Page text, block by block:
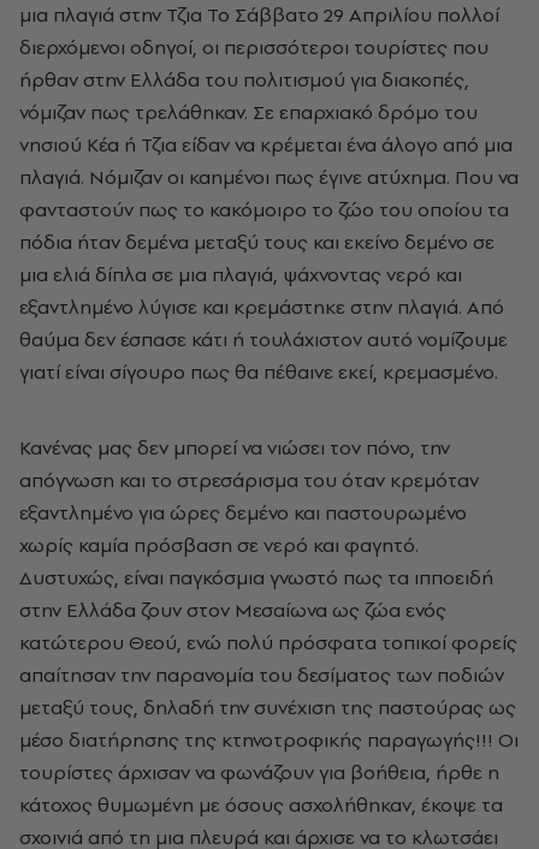
μια πλαγιά στην Τζια Το Σάββατο 29 Απριλίου πολλοί
διερχόμενοι οδηγοί, οι περισσότεροι τουρίστες που
ήρθαν στην Ελλάδα του πολιτισμού για διακοπές,
νόμιζαν πως τρελάθηκαν. Σε επαρχιακό δρόμο του
νησιού Κέα ή Τζια είδαν να κρέμεται ένα άλογο από μια
πλαγιά. Νόμιζαν οι καημένοι πως έγινε ατύχημα. Που να
φανταστούν πως το κακόμοιρο το ζώο του οποίου τα
πόδια ήταν δεμένα μεταξύ τους και εκείνο δεμένο σε
μια ελιά δίπλα σε μια πλαγιά, ψάχνοντας νερό και
εξαντλημένο λύγισε και κρεμάστηκε στην πλαγιά. Από
θαύμα δεν έσπασε κάτι ή τουλάχιστον αυτό νομίζουμε
γιατί είναι σίγουρο πως θα πέθαινε εκεί, κρεμασμένο.
Κανένας μας δεν μπορεί να νιώσει τον πόνο, την
απόγνωση και το στρεσάρισμα του όταν κρεμόταν
εξαντλημένο για ώρες δεμένο και παστουρωμένο
χωρίς καμία πρόσβαση σε νερό και φαγητό.
Δυστυχώς, είναι παγκόσμια γνωστό πως τα ιπποειδή
στην Ελλάδα ζουν στον Μεσαίωνα ως ζώα ενός
κατώτερου Θεού, ενώ πολύ πρόσφατα τοπικοί φορείς
απαίτησαν την παρανομία του δεσίματος των ποδιών
μεταξύ τους, δηλαδή την συνέχιση της παστούρας ως
μέσο διατήρησης της κτηνοτροφικής παραγωγής!!! Οι
τουρίστες άρχισαν να φωνάζουν για βοήθεια, ήρθε η
κάτοχος θυμωμένη με όσους ασχολήθηκαν, έκοψε τα
σχοινιά από τη μια πλευρά και άρχισε να το κλωτσάει